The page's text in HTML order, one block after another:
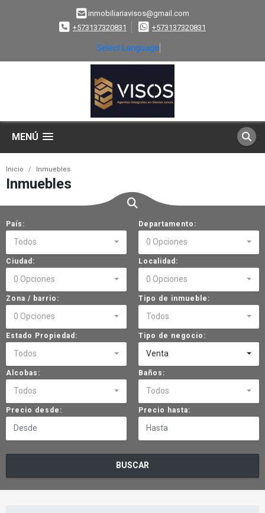
inmobiliariavisos@gmail.com
+573137320831
+573137320831
Select Language
MENÚ
Inicio Inmuebles
Inmuebles
País:
Todos
Departamento:
0 Opciones
Ciudad:
0 Opciones
Localidad:
0 Opciones
Zona / barrio:
0 Opciones
Tipo de inmueble:
Todos
Estado Propiedad:
Todos
Tipo de negocio:
Venta
Alcobas:
Todos
Baños:
Todos
Precio desde: Precio hasta:
BUSCAR